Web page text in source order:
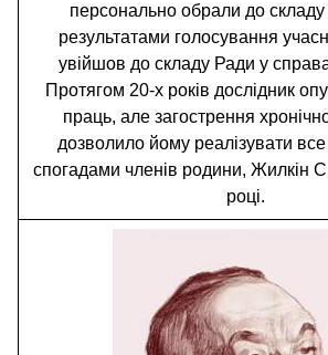
персонально обрали до складу
результатами голосування
увійшов до складу Ради у
Протягом 20-х років дослідник
праць, але загострення
дозволило йому реалізувати
спогадами членів родини, Жилкін
році.